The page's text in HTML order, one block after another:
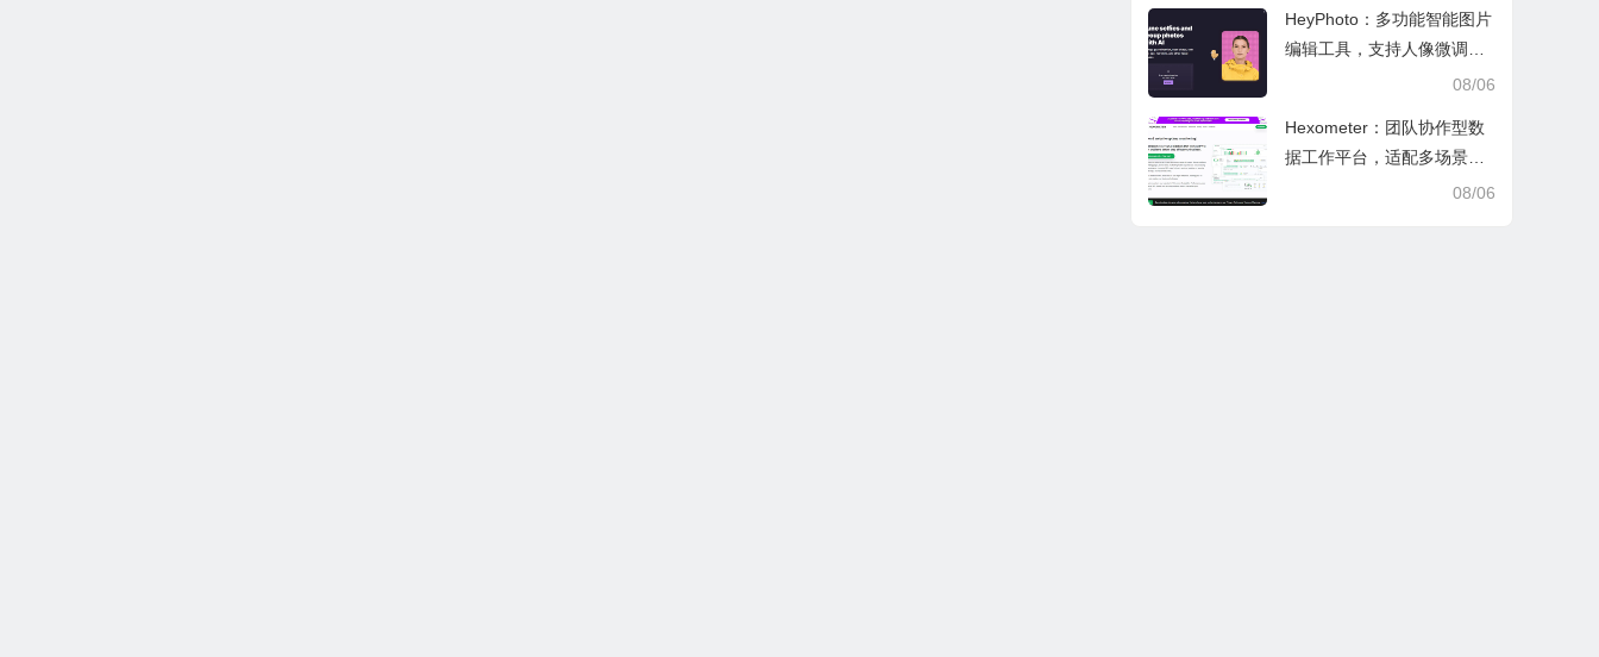
HeyPhoto：多功能智能图片
编辑工具，支持人像微调、
艺术创作与日常隐私防护08/06
Hexometer：团队协作型数
据工作平台，适配多场景数
据分析、高效办公与企业安
08/06